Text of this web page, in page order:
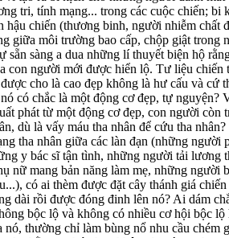
tri, tính mạng... trong các cuộc chiến; bi
hậu chiến (thương binh, người nhiễm chất
giữa môi trường bao cấp, chộp giật trong
sẵn sàng a dua những lí thuyết biện hộ
con người mới được hiển lộ. Tư liệu chiến
cho là cao đẹp không là hư cấu và cứ
có chắc là một động cơ đẹp, tự nguyện?
phát từ một động cơ đẹp, con người còn
dù là vấy máu tha nhân để cứu tha
tha nhân giữa các làn đạn (những người
y bác sĩ tận tình, những người tải lương
nữ mang bản năng làm mẹ, những người
có ai thèm được đặt cây thánh giá
dài rồi được đóng đinh lên nó? Ai dám
bộc lộ và không có nhiều cơ hội bộc
thường chỉ làm bùng nổ nhu cầu chém